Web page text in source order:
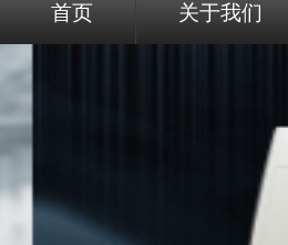
首页 关于我们